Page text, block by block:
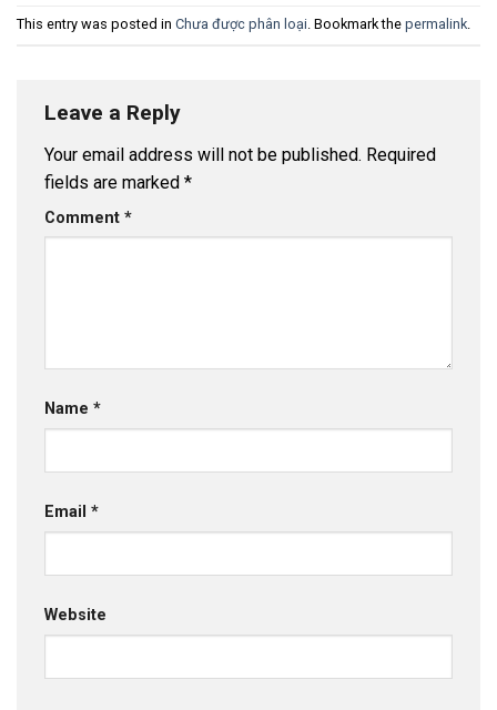
This entry was posted in Chưa được phân loại. Bookmark the permalink.
Leave a Reply
Your email address will not be published. Required
fields are marked *
Comment *
Name *
Email *
Website